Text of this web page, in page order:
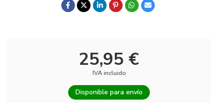
25,95 €
IVA incluido
Disponible para envío